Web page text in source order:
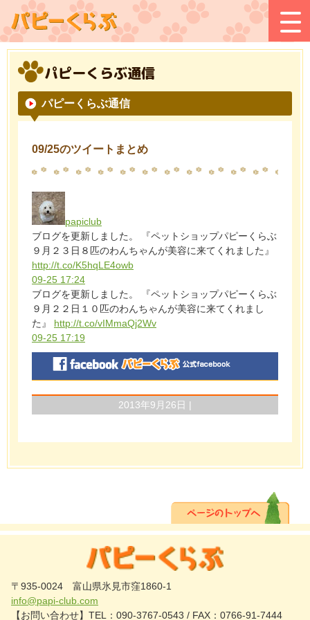
パピーくらぶ通信
パピーくらぶ通信
09/25のツイートまとめ
papiclub
ブログを更新しました。 『ペットショップパピーくらぶ
９月２３日８匹のわんちゃんが美容に来てくれました』
http://t.co/K5hqLE4owb
09-25 17:24
ブログを更新しました。 『ペットショップパピーくらぶ
９月２２日１０匹のわんちゃんが美容に来てくれまし
た』 http://t.co/vIMmaQj2Wv
09-25 17:19
2013年9月26日 |
〒935-0024 富山県氷見市窪1860-1
info@papi-club.com
【お問い合わせ】TEL：090-3767-0543 / FAX：0766-91-7444